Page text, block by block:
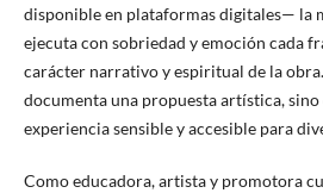
disponible en plataformas digitales— la
ejecuta con sobriedad y emoción cada
carácter narrativo y espiritual de la
documenta una propuesta artística,
experiencia sensible y accesible para
Como educadora, artista y promotora